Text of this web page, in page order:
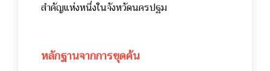
สำคัญแห่งหนึ่งในจังหวัดนครปฐม
หลักฐานจากการขุดค้น